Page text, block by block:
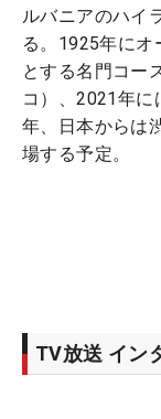
ルバニアのハイ
る。1925年にオ
とする名門コー
コ）、2021年に
年、日本からは
場する予定。
TV放送 イン